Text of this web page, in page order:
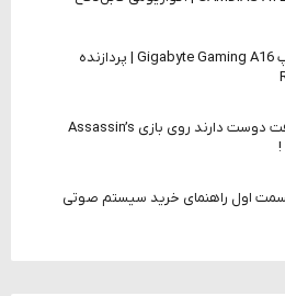
بنچیمو: بررسی لپ‌تاپ Gigabyte Gaming A16 | پردازنده
همه کارکنان یوبیسافت دوست دارند روی بازی Assassin’s
اول راهنمای خرید سیستم صوتی